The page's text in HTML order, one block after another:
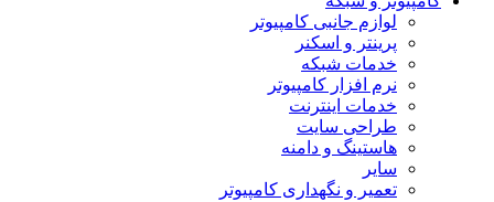
لوازم جانبی کامپیوتر
پرینتر و اسکنر
خدمات شبکه
نرم افزار کامپیوتر
خدمات اینترنت
طراحی سایت
هاستینگ و دامنه
سایر
تعمیر و نگهداری کامپیوتر